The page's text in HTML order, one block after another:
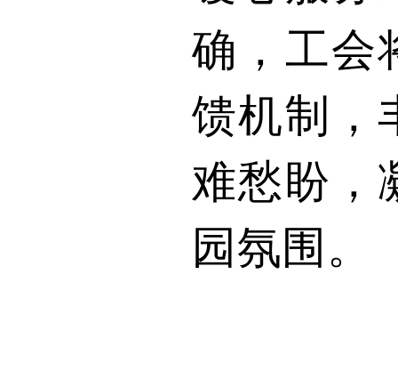
确，工会
馈机制，
难愁盼，
园氛围。